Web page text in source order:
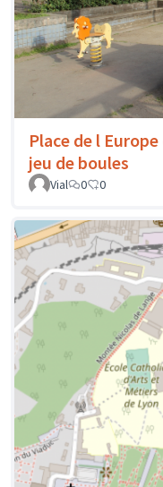
Place de l
jeu de boules
Vial
0 0